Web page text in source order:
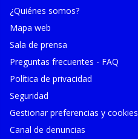
¿Quiénes somos?
Mapa web
Sala de prensa
Preguntas frecuentes - FAQ
Política de privacidad
Seguridad
Gestionar preferencias y cookies
Canal de denuncias